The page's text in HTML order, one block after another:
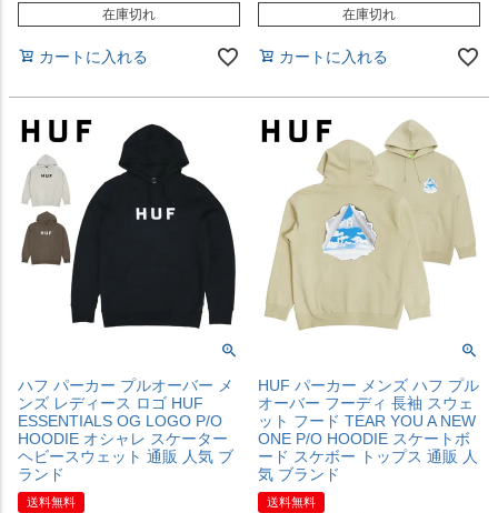
在庫切れ
カートに入れる
在庫切れ
カートに入れる
ハフ パーカー プルオーバー メ
ンズ レディース ロゴ HUF
ESSENTIALS OG LOGO P/O
HOODIE オシャレ スケーター
ヘビースウェット 通販 人気 ブ
ランド
送料無料
HUF パーカー メンズ ハフ プル
オーバー フーディ 長袖 スウェ
ット フード TEAR YOU A NEW
ONE P/O HOODIE スケートボ
ード スケボー トップス 通販 人
気 ブランド
送料無料